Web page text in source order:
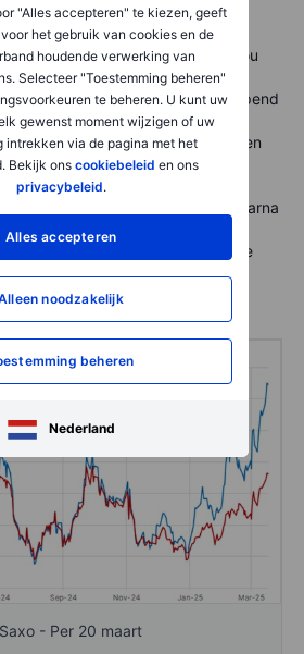
"Alles accepteren" te kiezen, geeft
het gebruik van cookies en de
houdende verwerking van
Selecteer "Toestemming beheren"
te beheren. U kunt uw
gewenst moment wijzigen of uw
intrekken via de pagina met het
Bekijk ons cookiebeleid en ons
privacybeleid.
Alles accepteren
noodzakelijk
beheren
Nederland
ligt de prijs van HG-
ongeveer 12% hoger dan de
in Londen. Dit prijsverschil zou
als het importtarief
wordt vastgesteld na een lopend
Mocht er uiteindelijk geen tarief
zou de koperprijs juist sterk kunnen
vermoedelijk enige tijd gaat
een aantal ondersteunende
op korte termijn versterken. Daarna
ondersteuning vanuit de
belangrijke rol speelt binnen onze
- Per 20 maart